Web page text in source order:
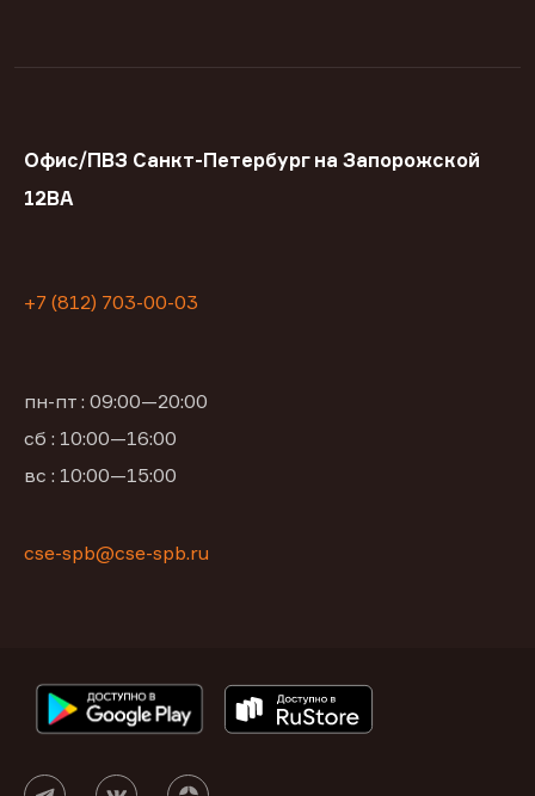
Офис/ПВЗ Санкт-Петербург на Запорожской
12ВА
+7 (812) 703-00-03
пн-пт : 09:00—20:00
сб : 10:00—16:00
вс : 10:00—15:00
cse-spb@cse-spb.ru